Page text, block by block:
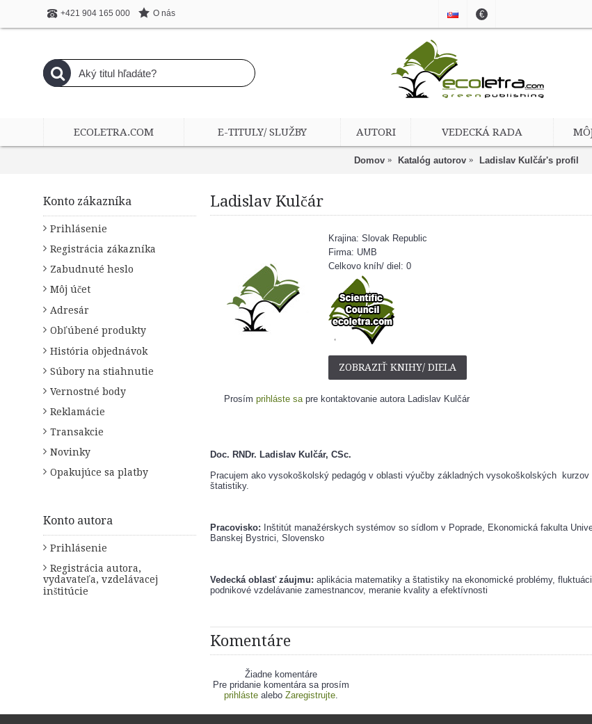
+421 904 165 000 O nás €
ECOLETRA.COM E-TITULY/ SLUŽBY AUTORI VEDECKÁ RADA
Domov Katalóg autorov Ladislav Kulčár's profil
Konto zákazníka
Prihlásenie
Registrácia zákazníka
Zabudnuté heslo
Môj účet
Adresár
Obľúbené produkty
História objednávok
Súbory na stiahnutie
Vernostné body
Reklamácie
Transakcie
Novinky
Opakujúce sa platby
Konto autora
Prihlásenie
Registrácia autora,
vydavateľa, vzdelávacej
inštitúcie
Ladislav Kulčár
Krajina: Slovak Republic
Firma: UMB
Celkovo kníh/ diel: 0
ZOBRAZIŤ KNIHY/ DIELA
Prosím prihláste sapre kontaktovanie autora Ladislav Kulčár
Doc. RNDr. Ladislav Kulčár, CSc.
Pracujem ako vysokoškolský pedagóg v oblasti výučby základných vysokoškolských
štatistiky.
Pracovisko: Inštitút manažérskych systémov so sídlom v Poprade, Ekonomická fakulta
Banskej Bystrici, Slovensko
​Vedecká oblasť záujmu: aplikácia matematiky a štatistiky na ekonomické problémy,
podnikové vzdelávanie zamestnancov, meranie kvality a efektívnosti
Komentáre
Žiadne komentáre
Pre pridanie komentára sa prosím
prihláste aleboZaregistrujte.